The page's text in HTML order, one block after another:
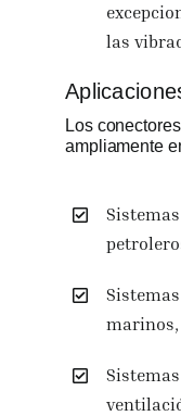
las
Los
ampliamente